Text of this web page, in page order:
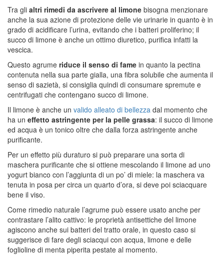
Tra gli altri rimedi da ascrivere al limone bisogna menzionare
anche la sua azione di protezione delle vie urinarie in quanto è in
grado di acidificare l’urina, evitando che i batteri proliferino; il
succo di limone è anche un ottimo diuretico, purifica infatti la
vescica.
Questo agrume riduce il senso di fame in quanto la pectina
contenuta nella sua parte gialla, una fibra solubile che aumenta il
senso di sazietà, si consiglia quindi di consumare spremute e
centrifugati che contengano succo di limone.
Il limone è anche un valido alleato di bellezza dal momento che
ha un effetto astringente per la pelle grassa: il succo di limone
ed acqua è un tonico oltre che dalla forza astringente anche
purificante.
Per un effetto più duraturo si può preparare una sorta di
maschera purificante che si ottiene mescolando il limone ad uno
yogurt bianco con l’aggiunta di un po’ di miele: la maschera va
tenuta in posa per circa un quarto d’ora, si deve poi sciacquare
bene il viso.
Come rimedio naturale l’agrume può essere usato anche per
contrastare l’alito cattivo: le proprietà antisettiche del limone
agiscono anche sui batteri del tratto orale, in questo caso si
suggerisce di fare degli sciacqui con acqua, limone e delle
foglioline di menta piperita pestate al momento.